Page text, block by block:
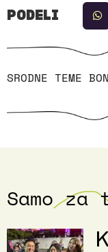
PODELI
SRODNE TEME
Samo za